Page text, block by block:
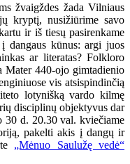
žvaigždes žada Vilniaus
kryptį, nusižiūrime savo
ir iš tiesų pasirenkame
kūnus: argi juos
ar literatas? Folkloro
Mater 440-ojo gimtadienio
vis atsispindinčią
lotynišką vardo kilmę
disciplinų objektyvus dar
d. 20.30 val. kviečiame
pakelti akis į dangų ir
„Mėnuo Saulužę vedė“